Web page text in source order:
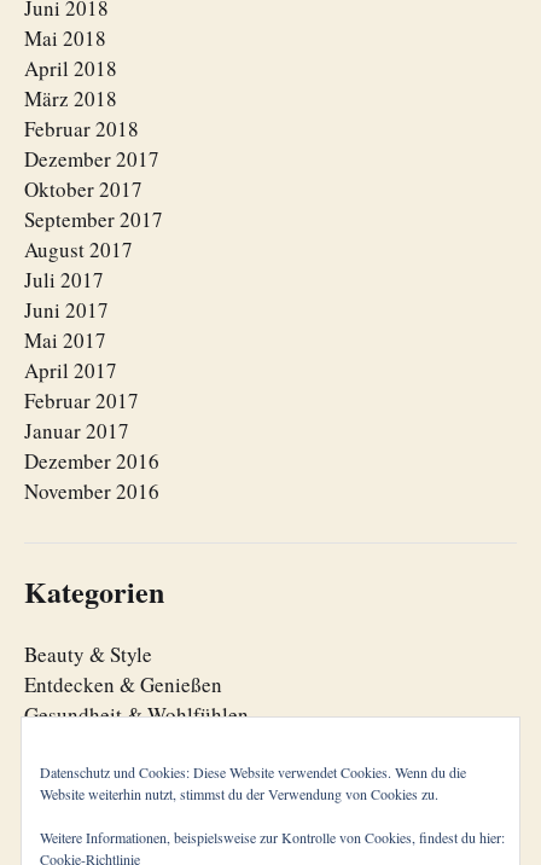
Juni 2018
Mai 2018
April 2018
März 2018
Februar 2018
Dezember 2017
Oktober 2017
September 2017
August 2017
Juli 2017
Juni 2017
Mai 2017
April 2017
Februar 2017
Januar 2017
Dezember 2016
November 2016
Kategorien
Beauty & Style
Entdecken & Genießen
Gesundheit & Wohlfühlen
Lebensorganisation
Zeitgeist
Datenschutz und Cookies: Diese Website verwendet Cookies. Wenn du die
Website weiterhin nutzt, stimmst du der Verwendung von Cookies zu.
Weitere Informationen, beispielsweise zur Kontrolle von Cookies, findest du hier:
Cookie-Richtlinie